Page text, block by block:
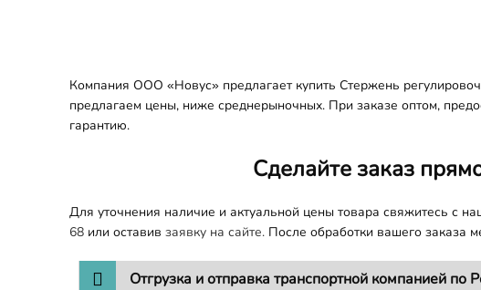
Компания ООО «Новус» предлагает купить Стержень
предлагаем цены, ниже среднерыночных. При заказе оптом,
гарантию.
Сделайте заказ
Для уточнения наличие и актуальной цены товара свяжитесь с
68 или оставив заявку на сайте. После обработки вашего заказа
Отгрузка и отправка транспортной компанией по